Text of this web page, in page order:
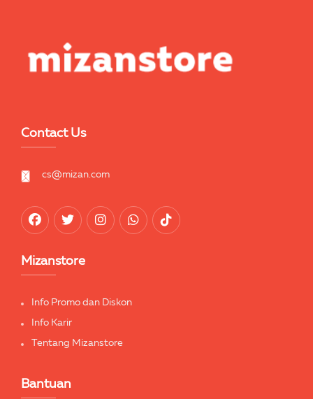
Contact Us
cs@mizan.com
Mizanstore
Info Promo dan Diskon
Info Karir
Tentang Mizanstore
Bantuan